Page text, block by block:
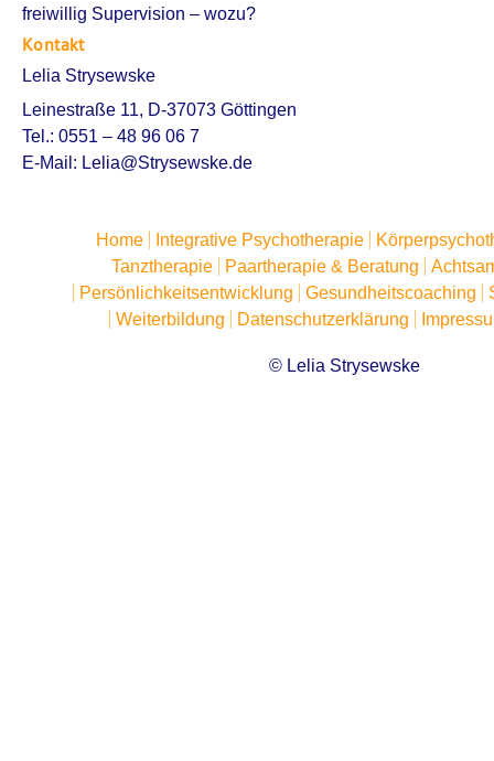
freiwillig Supervision – wozu?
Kontakt
Lelia Strysewske
Leinestraße 11, D-37073 Göttingen
Tel.: 0551 – 48 96 06 7
E-Mail: Lelia@Strysewske.de
Home Integrative Psychotherapie
Tanztherapie
Paartherapie & Beratung
Persönlichkeitsentwicklung
Gesundheitscoaching
Weiterbildung
Datenschutzerklärung
© Lelia Strysewske